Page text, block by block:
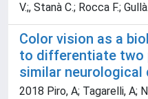
V.;, Stanà C.; Rocca F.;
Color vision as a
to differentiate two
similar neurological
2018 Piro, A; Tagarelli, A;